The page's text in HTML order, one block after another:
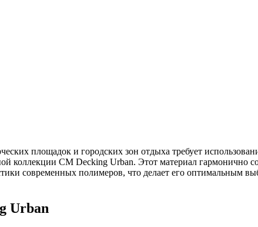
площадок и городских зон отдыха требует
коллекции CM Decking Urban. Этот материал гармонично
современных полимеров, что делает его оптимальным
Urban